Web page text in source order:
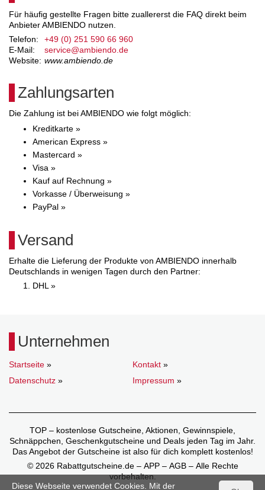
Für häufig gestellte Fragen bitte zuallererst die FAQ direkt beim
Anbieter AMBIENDO nutzen.
Telefon:
+49 (0) 251 590 66 960
E-Mail:
service@ambiendo.de
Website: www.ambiendo.de
Zahlungsarten
Die Zahlung ist bei AMBIENDO wie folgt möglich:
Kreditkarte »
American Express »
Mastercard »
Visa »
Kauf auf Rechnung »
Vorkasse / Überweisung »
PayPal »
Versand
Erhalte die Lieferung der Produkte von AMBIENDO innerhalb
Deutschlands in wenigen Tagen durch den Partner:
DHL »
Unternehmen
Startseite » Kontakt »
Datenschutz » Impressum »
TOP – kostenlose Gutscheine, Aktionen, Gewinnspiele,
Schnäppchen, Geschenkgutscheine und Deals jeden Tag im Jahr.
Das Angebot der Gutscheine ist also für dich komplett kostenlos!
© 2026 Rabattgutscheine.de – APP – AGB – Alle Rechte
vorbehalten.
Diese Webseite verwendet Cookies. Mit der